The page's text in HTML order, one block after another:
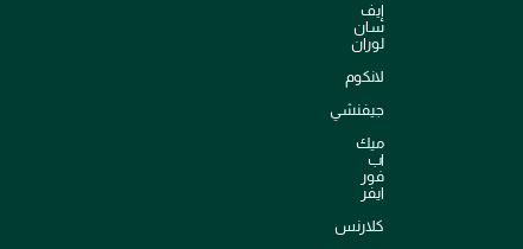
إيف
سان
لوران
لانكوم
جيفنشي
ميك
اب
فور
ايفر
كلارنس